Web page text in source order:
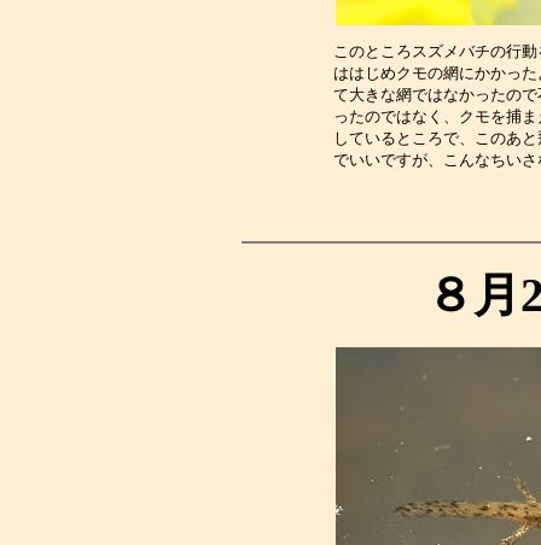
このところスズメバチの行
ははじめクモの網にかかっ
て大きな網ではなかったの
ったのではなく、クモを捕
しているところで、このあ
でいいですが、こんな
８月